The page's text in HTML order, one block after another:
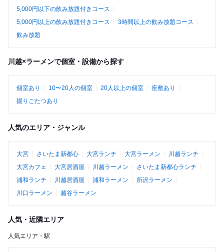
5,000円以下の飲み放題付きコース
5,000円以上の飲み放題付きコース
3時間以上の飲み放題コース
飲み放題
川越×ラーメンで個室・設備から探す
個室あり 10〜20人の個室 20人以上の個室
座敷あり
掘りごたつあり
人気のエリア・ジャンル
大宮 さいたま新都心 大宮ランチ 大宮ラーメン
川越ランチ
大宮カフェ
大宮居酒屋 川越ラーメン
さいたま新都心ランチ
浦和ランチ
川越居酒屋 浦和ラーメン
所沢ラーメン
川口ラーメン
越谷ラーメン
人気・近隣エリア
人気エリア・駅